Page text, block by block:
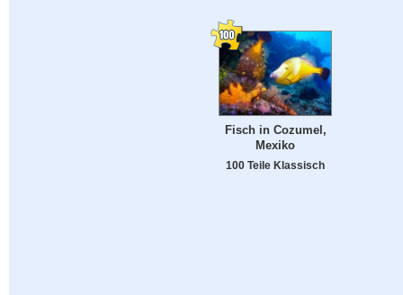
Fisch in Cozumel,
Mexiko
100 Teile Klassisch